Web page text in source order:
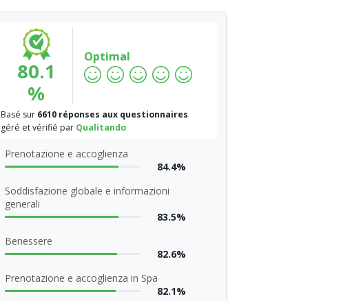
80.1
%
Optimal
Basé sur 6610 réponses aux questionnaires
géré et vérifié par Qualitando
Prenotazione e accoglienza
84.4%
Soddisfazione globale e informazioni
generali
83.5%
Benessere
82.6%
Prenotazione e accoglienza in Spa
82.1%